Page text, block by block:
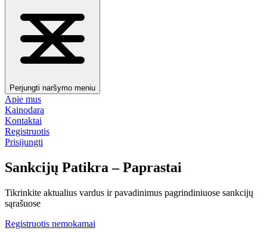
Perjungti naršymo meniu
Apie mus
Kainodara
Kontaktai
Registruotis
Prisijungti
Sankcijų Patikra – Paprastai
Tikrinkite aktualius vardus ir pavadinimus pagrindiniuose sankcijų
sąrašuose
Registruotis nemokamai